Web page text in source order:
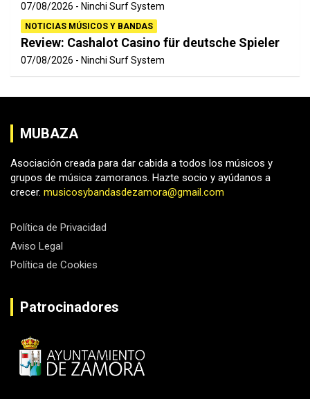
07/08/2026 Ninchi Surf System
NOTICIAS MÚSICOS Y BANDAS
Review: Cashalot Casino für deutsche Spieler
07/08/2026 Ninchi Surf System
MUBAZA
Asociación creada para dar cabida a todos los músicos y
grupos de música zamoranos. Hazte socio y ayúdanos a
crecer. musicosybandasdezamora@gmail.com
Política de Privacidad
Aviso Legal
Política de Cookies
Patrocinadores